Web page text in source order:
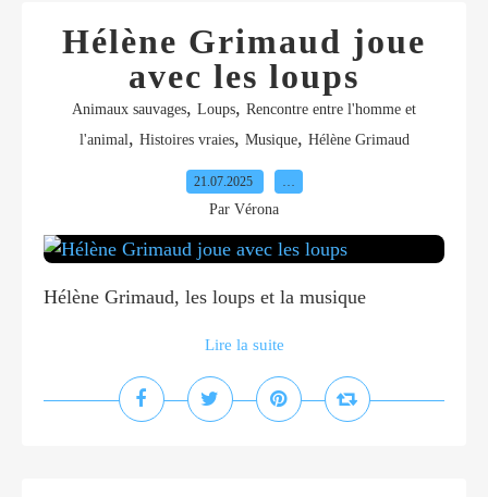
Hélène Grimaud joue
avec les loups
Animaux sauvages, Loups, Rencontre entre l'homme et
l'animal, Histoires vraies, Musique, Hélène Grimaud
21.07.2025 …
Par Vérona
Hélène Grimaud, les loups et la musique
Lire la suite